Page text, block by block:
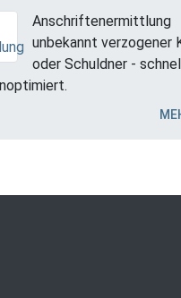
Anschriftenermittlung
unbekannt verzogener
oder Schuldner -